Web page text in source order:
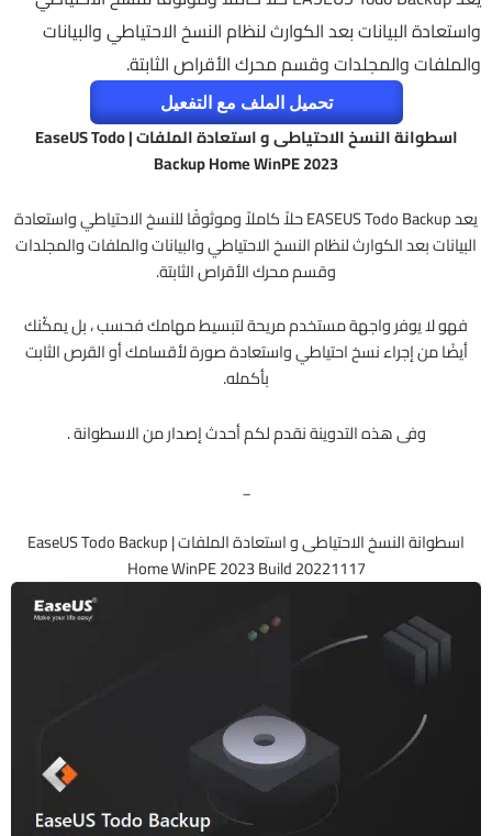
واستعادة البيانات بعد الكوارث لنظام النسخ الاحتياطي والبيانات
والملفات والمجلدات وقسم محرك الأقراص الثابتة.
تحميل الملف مع التفعيل
اسطوانة النسخ الاحتياطى و استعادة الملفات | EaseUS Todo
Backup Home WinPE 2023
يعد EASEUS Todo Backup حلاً كاملاً وموثوقًا للنسخ الاحتياطي واستعادة
البيانات بعد الكوارث لنظام النسخ الاحتياطي والبيانات والملفات والمجلدات
وقسم محرك الأقراص الثابتة.
فهو لا يوفر واجهة مستخدم مريحة لتبسيط مهامك فحسب ، بل يمكّنك
أيضًا من إجراء نسخ احتياطي واستعادة صورة لأقسامك أو القرص الثابت
بأكمله.
وفى هذه التدوينة نقدم لكم أحدث إصدار من الاسطوانة .
_
اسطوانة النسخ الاحتياطى و استعادة الملفات | EaseUS Todo Backup
Home WinPE 2023 Build 20221117